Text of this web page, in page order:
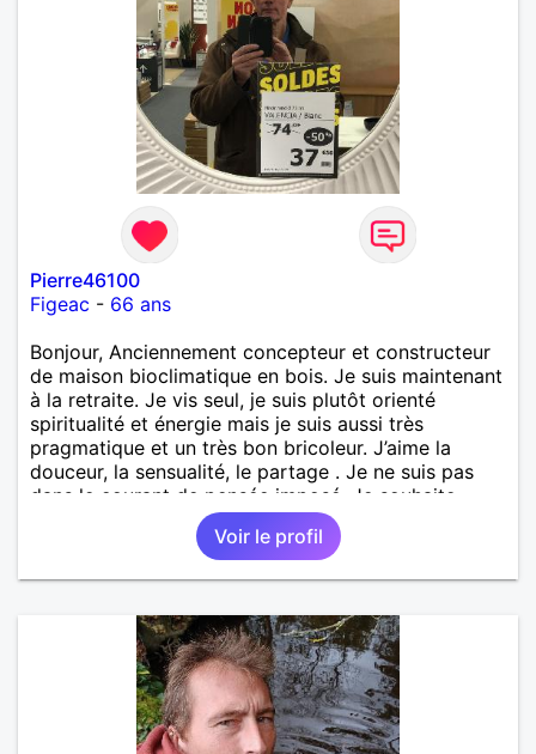
Pierre46100
Figeac - 66 ans
Bonjour, Anciennement concepteur et constructeur
de maison bioclimatique en bois. Je suis maintenant
à la retraite. Je vis seul, je suis plutôt orienté
spiritualité et énergie mais je suis aussi très
pragmatique et un très bon bricoleur. J’aime la
douceur, la sensualité, le partage . Je ne suis pas
dans le courant de pensée imposé. Je souhaite
rencontrer une personne pour partager,
expérimenté, découvrir ensemble et se soutenir
mutuellement pour devenir le meilleur de soi-même
mais je compte m'installer à nouveau à l'ile de la
Réunion avant la fin 2026. Pierre
Voir le profil